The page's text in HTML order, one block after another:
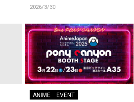
定！
2026/3/30
ANIME EVENT